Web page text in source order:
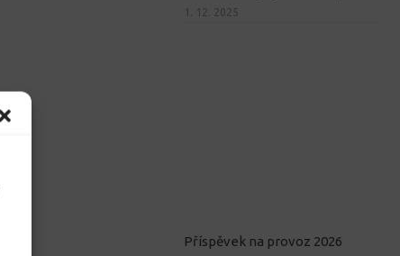
1. 12. 2025
Příspěvek na provoz 2026